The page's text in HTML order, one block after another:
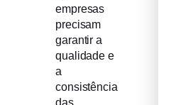
empresas
precisam
garantir a
qualidade e
a
consistência
das